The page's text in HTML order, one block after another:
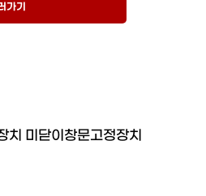
가기
치 미닫이창문고정장치